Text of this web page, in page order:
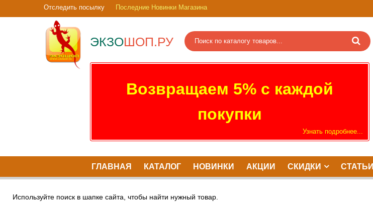
Отследить посылку Последние Новинки Магазина
ЭКЗОШОП.РУ
Возвращаем 5% с каждой
покупки
Узнать подробнее...
ГЛАВНАЯ КАТАЛОГ НОВИНКИ АКЦИИ СКИДКИ СТАТЬИ
Используйте поиск в шапке сайта, чтобы найти нужный товар.